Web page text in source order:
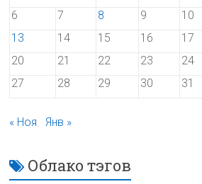
6
7 8 9 10
13
14 15 16 17
20
21 22 23 24
27
28 29 30 31
« Ноя Янв »
Облако тэгов